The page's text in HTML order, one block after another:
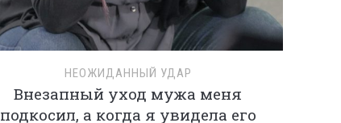
НЕОЖИДАННЫЙ УДАР
Внезапный уход мужа меня
подкосил, а когда я увидела его